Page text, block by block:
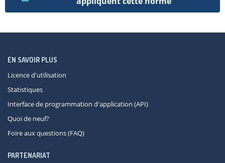
EN SAVOIR PLUS
Licence d'utilisation
Statistiques
Interface de programmation d'application (API)
Quoi de neuf?
Foire aux questions (FAQ)
PARTENARIAT